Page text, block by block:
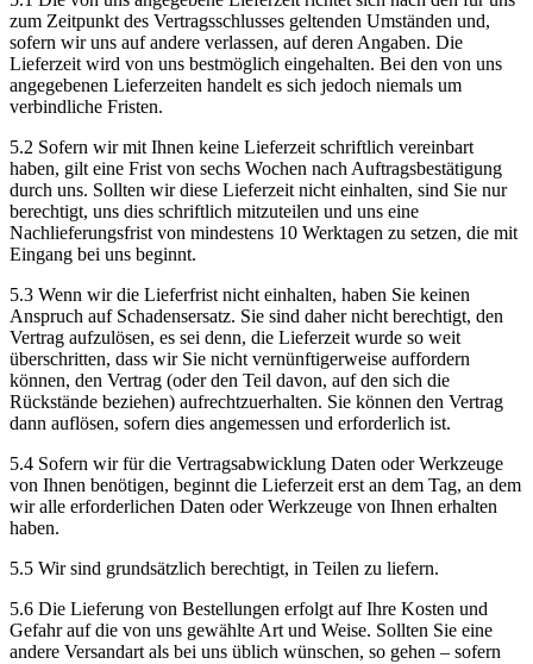
zum Zeitpunkt des Vertragsschlusses geltenden Umständen und,
sofern wir uns auf andere verlassen, auf deren Angaben. Die
Lieferzeit wird von uns bestmöglich eingehalten. Bei den von uns
angegebenen Lieferzeiten handelt es sich jedoch niemals um
verbindliche Fristen.
5.2 Sofern wir mit Ihnen keine Lieferzeit schriftlich vereinbart
haben, gilt eine Frist von sechs Wochen nach Auftragsbestätigung
durch uns. Sollten wir diese Lieferzeit nicht einhalten, sind Sie nur
berechtigt, uns dies schriftlich mitzuteilen und uns eine
Nachlieferungsfrist von mindestens 10 Werktagen zu setzen, die mit
Eingang bei uns beginnt.
5.3 Wenn wir die Lieferfrist nicht einhalten, haben Sie keinen
Anspruch auf Schadensersatz. Sie sind daher nicht berechtigt, den
Vertrag aufzulösen, es sei denn, die Lieferzeit wurde so weit
überschritten, dass wir Sie nicht vernünftigerweise auffordern
können, den Vertrag (oder den Teil davon, auf den sich die
Rückstände beziehen) aufrechtzuerhalten. Sie können den Vertrag
dann auflösen, sofern dies angemessen und erforderlich ist.
5.4 Sofern wir für die Vertragsabwicklung Daten oder Werkzeuge
von Ihnen benötigen, beginnt die Lieferzeit erst an dem Tag, an dem
wir alle erforderlichen Daten oder Werkzeuge von Ihnen erhalten
haben.
5.5 Wir sind grundsätzlich berechtigt, in Teilen zu liefern.
5.6 Die Lieferung von Bestellungen erfolgt auf Ihre Kosten und
Gefahr auf die von uns gewählte Art und Weise. Sollten Sie eine
andere Versandart als bei uns üblich wünschen, so gehen – sofern